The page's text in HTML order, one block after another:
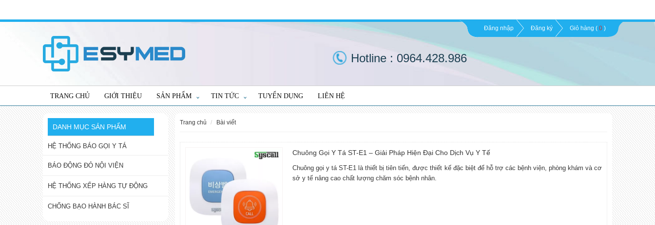
Đăng nhập Đăng ký Giỏ hàng ( 0 )
Hotline : 0964.428.986
TRANG CHỦ GIỚI THIỆU SẢN PHẨM TIN TỨC TUYỂN DỤNG LIÊN HỆ
DANH MỤC SẢN PHẨM
HỆ THỐNG BÁO GỌI Y TÁ
BÁO ĐỘNG ĐỎ NỘI VIỆN
HỆ THỐNG XẾP HÀNG TỰ ĐỘNG
CHỐNG BẠO HÀNH BÁC SĨ
trang chủ bài viết
Chuông Gọi Y Tá ST-E1 – Giải Pháp Hiện Đại Cho Dịch Vụ Y Tế
Chuông gọi y tá ST-E1 là thiết bị tiên tiến, được thiết kế đặc biệt để hỗ trợ các bệnh viện, phòng khám và cơ
sở y tế nâng cao chất lượng chăm sóc bệnh nhân.